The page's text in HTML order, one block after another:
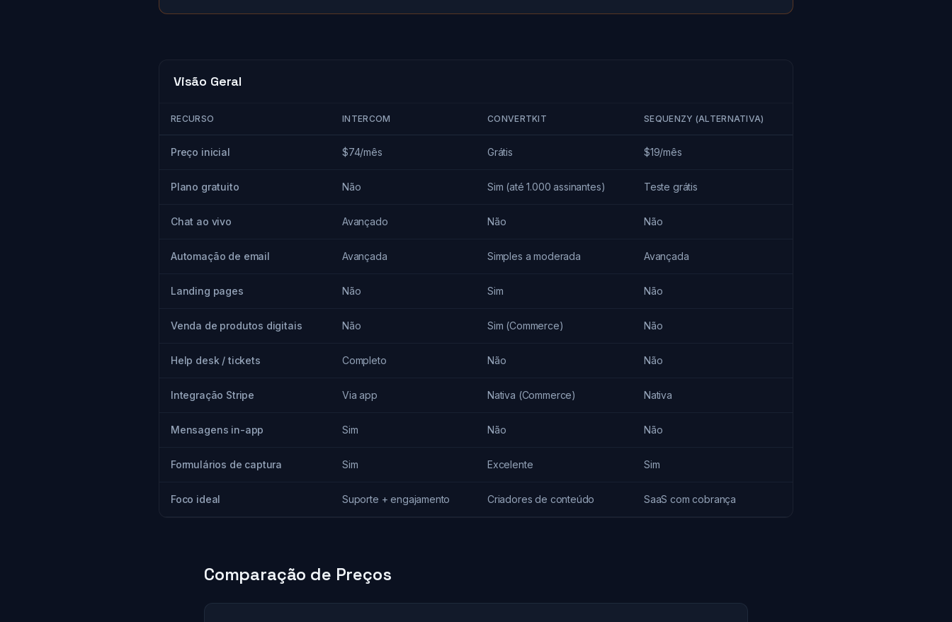
Visão Geral
RECURSO INTERCOM CONVERTKIT SEQUENZY (ALTERNATIVA)
Preço inicial $74/mês Grátis $19/mês
Plano gratuito Não Sim (até 1.000 assinantes) Teste grátis
Chat ao vivo Avançado Não Não
Automação de email Avançada Simples a moderada Avançada
Landing pages Não Sim Não
Venda de produtos digitais Não Sim (Commerce) Não
Help desk / tickets Completo Não Não
Integração Stripe Via app Nativa (Commerce) Nativa
Mensagens in-app Sim Não Não
Formulários de captura Sim Excelente Sim
Foco ideal Suporte + engajamento Criadores de conteúdo SaaS com cobrança
Comparação de Preços